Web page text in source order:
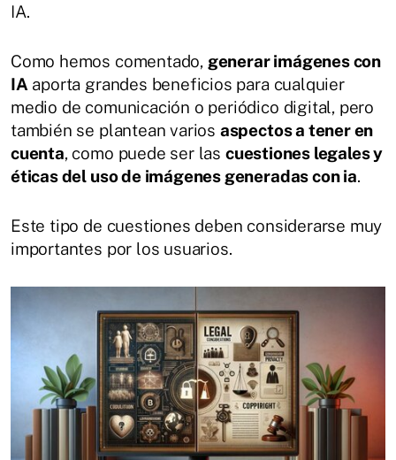
IA.
Como hemos comentado, generar imágenes con
IA aporta grandes beneficios para cualquier
medio de comunicación o periódico digital, pero
también se plantean varios aspectos a tener en
cuenta, como puede ser las cuestiones legales y
éticas del uso de imágenes generadas con ia.
Este tipo de cuestiones deben considerarse muy
importantes por los usuarios.